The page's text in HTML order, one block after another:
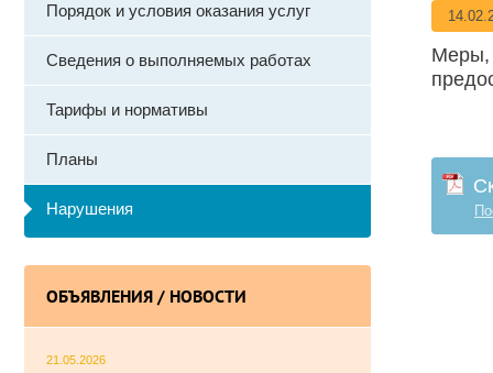
Меры,
Порядок и условия оказания услуг
Сведения о выполняемых работах
Тарифы и нормативы
Планы
Нарушения
ОБЪЯВЛЕНИЯ / НОВОСТИ
21.05.2026